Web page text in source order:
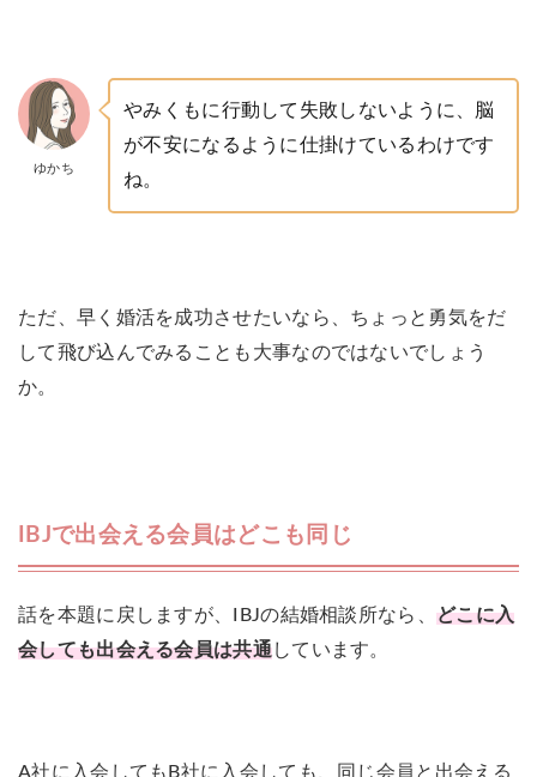
ゆかち
やみくもに行動して失敗しないように、脳
が不安になるように仕掛けているわけです
ね。
ただ、早く婚活を成功させたいなら、ちょっと勇気をだ
して飛び込んでみることも大事なのではないでしょう
か。
IBJで出会える会員はどこも同じ
話を本題に戻しますが、IBJの結婚相談所なら、 どこに入
会しても出会える会員は共通しています。
A社に入会してもB社に入会しても、同じ会員と出会える